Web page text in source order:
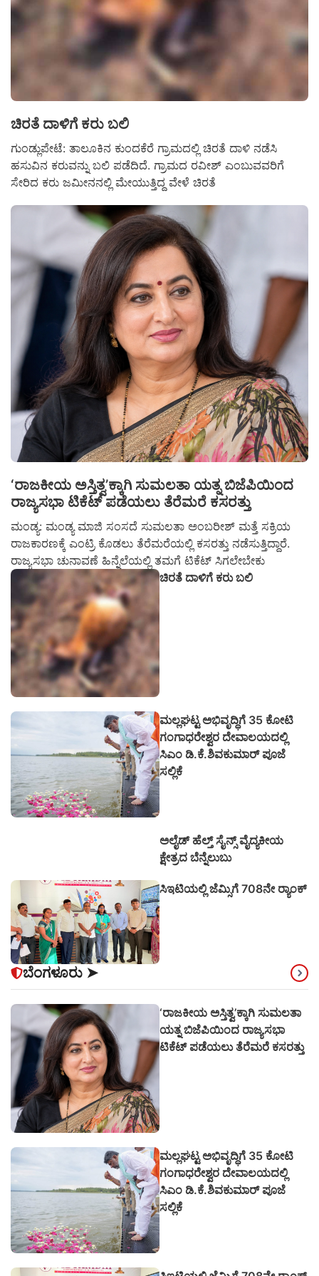
ಚಿರತೆ ದಾಳಿಗೆ ಕರು ಬಲಿ
ಗುಂಡ್ಲುಪೇಟೆ: ತಾಲೂಕಿನ ಕುಂದಕೆರೆ ಗ್ರಾಮದಲ್ಲಿ ಚಿರತೆ ದಾಳಿ ನಡೆಸಿ
ಹಸುವಿನ ಕರುವನ್ನು ಬಲಿ ಪಡೆದಿದೆ. ಗ್ರಾಮದ ರವೀಶ್ ಎಂಬುವವರಿಗೆ
ಸೇರಿದ ಕರು ಜಮೀನನಲ್ಲಿ ಮೇಯುತ್ತಿದ್ದ ವೇಳೆ ಚಿರತೆ
‘ರಾಜಕೀಯ ಅಸ್ತಿತ್ವ’ಕ್ಕಾಗಿ ಸುಮಲತಾ ಯತ್ನ ಬಿಜೆಪಿಯಿಂದ
ರಾಜ್ಯಸಭಾ ಟಿಕೆಟ್ ಪಡೆಯಲು ತೆರೆಮರೆ ಕಸರತ್ತು
ಮಂಡ್ಯ: ಮಂಡ್ಯ ಮಾಜಿ ಸಂಸದೆ ಸುಮಲತಾ ಅಂಬರೀಶ್ ಮತ್ತೆ ಸಕ್ರಿಯ
ರಾಜಕಾರಣಕ್ಕೆ ಎಂಟ್ರಿ ಕೊಡಲು ತೆರೆಮರೆಯಲ್ಲಿ ಕಸರತ್ತು ನಡೆಸುತ್ತಿದ್ದಾರೆ.
ರಾಜ್ಯಸಭಾ ಚುನಾವಣೆ ಹಿನ್ನೆಲೆಯಲ್ಲಿ ತಮಗೆ ಟಿಕೆಟ್ ಸಿಗಲೇಬೇಕು
ಚಿರತೆ ದಾಳಿಗೆ ಕರು ಬಲಿ
ಮಲ್ಲಘಟ್ಟ ಅಭಿವೃದ್ಧಿಗೆ 35 ಕೋಟಿ
ಗಂಗಾಧರೇಶ್ವರ ದೇವಾಲಯದಲ್ಲಿ
ಸಿಎಂ ಡಿ.ಕೆ.ಶಿವಕುಮಾರ್ ಪೂಜೆ
ಸಲ್ಲಿಕೆ
ಅಲೈಡ್ ಹೆಲ್ತ್ ಸೈನ್ಸ್ ವೈದ್ಯಕೀಯ
ಕ್ಷೇತ್ರದ ಬೆನ್ನೆಲುಬು
ಸಿಇಟಿಯಲ್ಲಿ ಜೆಮ್ಸಿಗೆ 708ನೇ ರ‍್ಯಾಂಕ್
ಬೆಂಗಳೂರು ➤
‘ರಾಜಕೀಯ ಅಸ್ತಿತ್ವ’ಕ್ಕಾಗಿ ಸುಮಲತಾ
ಯತ್ನ ಬಿಜೆಪಿಯಿಂದ ರಾಜ್ಯಸಭಾ
ಟಿಕೆಟ್ ಪಡೆಯಲು ತೆರೆಮರೆ ಕಸರತ್ತು
ಮಲ್ಲಘಟ್ಟ ಅಭಿವೃದ್ಧಿಗೆ 35 ಕೋಟಿ
ಗಂಗಾಧರೇಶ್ವರ ದೇವಾಲಯದಲ್ಲಿ
ಸಿಎಂ ಡಿ.ಕೆ.ಶಿವಕುಮಾರ್ ಪೂಜೆ
ಸಲ್ಲಿಕೆ